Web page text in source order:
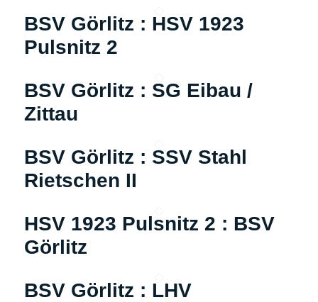
BSV Görlitz : HSV 1923
Pulsnitz 2
BSV Görlitz : SG Eibau /
Zittau
BSV Görlitz : SSV Stahl
Rietschen II
HSV 1923 Pulsnitz 2 : BSV
Görlitz
BSV Görlitz : LHV